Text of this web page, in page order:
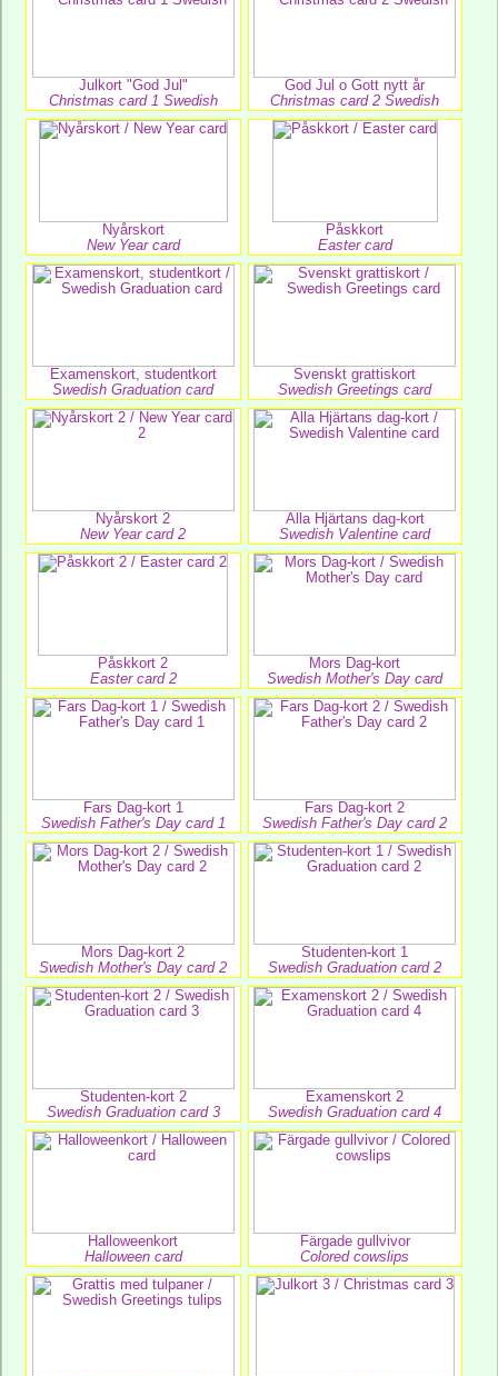
Julkort "God Jul"
Christmas card 1 Swedish
God Jul o Gott nytt år
Christmas card 2 Swedish
Nyårskort
New Year card
Påskkort
Easter card
Examenskort, studentkort
Swedish Graduation card
Svenskt grattiskort
Swedish Greetings card
Nyårskort 2
New Year card 2
Alla Hjärtans dag-kort
Swedish Valentine card
Påskkort 2
Easter card 2
Mors Dag-kort
Swedish Mother's Day card
Fars Dag-kort 1
Swedish Father's Day card 1
Fars Dag-kort 2
Swedish Father's Day card 2
Mors Dag-kort 2
Swedish Mother's Day card 2
Studenten-kort 1
Swedish Graduation card 2
Studenten-kort 2
Swedish Graduation card 3
Examenskort 2
Swedish Graduation card 4
Halloweenkort
Halloween card
Färgade gullvivor
Colored cowslips